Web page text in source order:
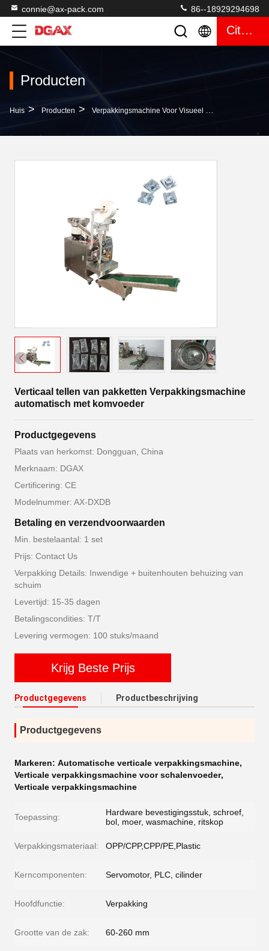
connie@ax-pack.com 86--18929294698
Citaat
Producten
Huis > Producten > Verpakkingsmachine Voor Visueel Tellen
Verticaal tellen van pakketten Verpakkingsmachine
automatisch met komvoeder
Productgegevens
Plaats van herkomst: Dongguan, China
Merknaam: DGAX
Certificering: CE
Modelnummer: AX-DXDB
Betaling en verzendvoorwaarden
Min. bestelaantal: 1 set
Prijs: Contact Us
Verpakking Details: Inwendige + buitenhouten behuizing van
schuim
Levertijd: 15-35 dagen
Betalingscondities: T/T
Levering vermogen: 100 stuks/maand
Krijg Beste Prijs
Productgegevens Productbeschrijving
Productgegevens
Markeren: Automatische verticale verpakkingsmachine,
Verticale verpakkingsmachine voor schalenvoeder,
Verticale verpakkingsmachine
Toepassing:
Hardware bevestigingsstuk, schroef,
bol, moer, wasmachine, ritskop
Verpakkingsmateriaal: OPP/CPP,CPP/PE,Plastic
Kerncomponenten: Servomotor, PLC, cilinder
Hoofdfunctie: Verpakking
Grootte van de zak: 60-260 mm